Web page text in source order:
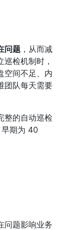
问题 ，从而减
检机制时，
空间不足、内
团队每天需要
整的自动巡检
早期为 40
问题影响业务